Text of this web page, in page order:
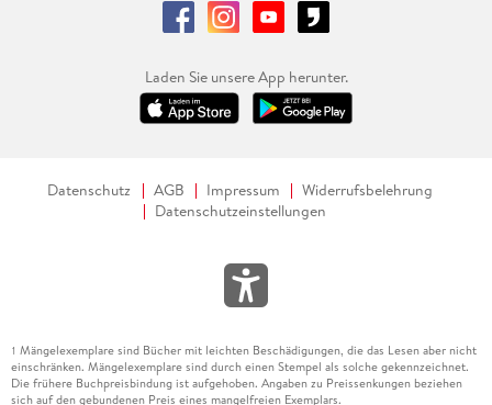
Laden Sie unsere App herunter.
Datenschutz AGB Impressum
Widerrufsbelehrung
Datenschutzeinstellungen
1 Mängelexemplare sind Bücher mit leichten Beschädigungen, die das Lesen aber nicht
einschränken. Mängelexemplare sind durch einen Stempel als solche gekennzeichnet.
Die frühere Buchpreisbindung ist aufgehoben. Angaben zu Preissenkungen beziehen
sich auf den gebundenen Preis eines mangelfreien Exemplars.